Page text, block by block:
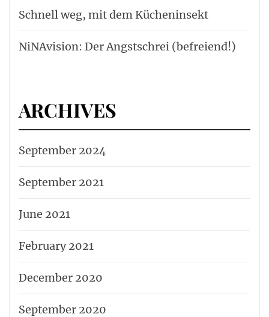
Schnell weg, mit dem Kücheninsekt
NiNAvision: Der Angstschrei (befreiend!)
ARCHIVES
September 2024
September 2021
June 2021
February 2021
December 2020
September 2020